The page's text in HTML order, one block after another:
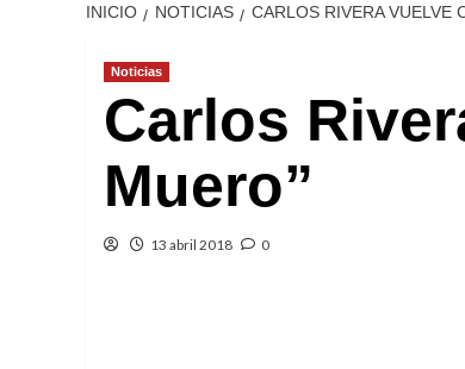
INICIO NOTICIAS CARLOS RIVERA VUELVE
Noticias
Carlos
Muero”
13 abril 2018 0